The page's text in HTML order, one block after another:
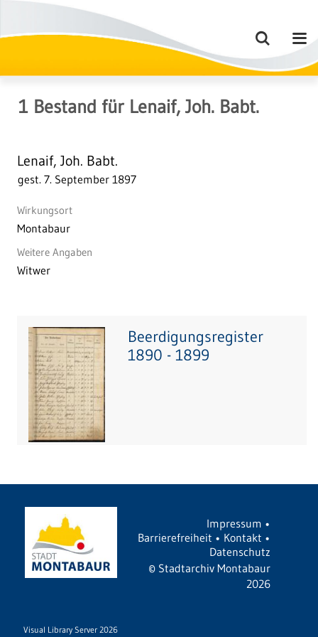
1 Bestand für Lenaif, Joh. Babt.
Lenaif, Joh. Babt.
gest. 7. September 1897
Wirkungsort
Montabaur
Weitere Angaben
Witwer
Beerdigungsregister
1890 - 1899
Impressum •
Barrierefreiheit • Kontakt •
Datenschutz
© Stadtarchiv Montabaur
2026
Visual Library Server 2026